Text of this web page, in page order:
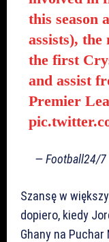
this season
assists), the
the first
and assist
Premier
— Football24/7
Szansę w
dopiero, kiedy
Ghany na